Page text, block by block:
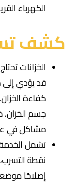
الكهرباء
كشف
الخزانات
قد يؤدي
كفاءة
جسم
مشاكل في
تشمل
نقطة
إصلاحًا